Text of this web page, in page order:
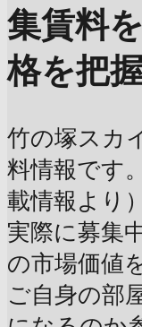
集賃料
格を把握
竹の塚スカ
料情報です
載情報より）
実際に募集
の市場価値
ご自身の部